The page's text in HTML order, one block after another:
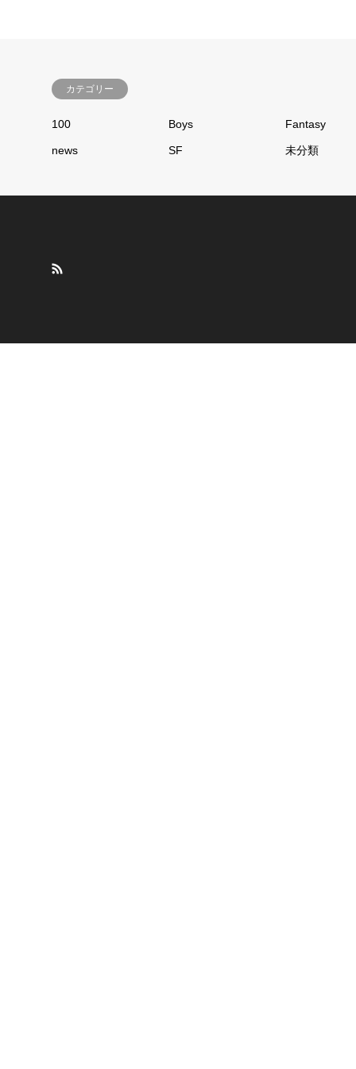
カテゴリー
100 Boys Fantasy
news SF 未分類